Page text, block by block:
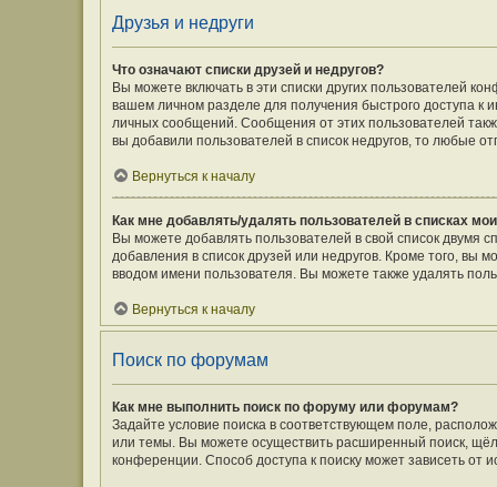
Друзья и недруги
Что означают списки друзей и недругов?
Вы можете включать в эти списки других пользователей
вашем личном разделе для получения быстрого доступа к
личных сообщений. Сообщения от этих пользователей
вы добавили пользователей в список недругов, то любые
Вернуться к началу
Как мне добавлять/удалять пользователей в списках
Вы можете добавлять пользователей в свой список двумя
добавления в список друзей или недругов. Кроме того, вы
вводом имени пользователя. Вы можете также удалять
Вернуться к началу
Поиск по форумам
Как мне выполнить поиск по форуму или форумам?
Задайте условие поиска в соответствующем поле,
или темы. Вы можете осуществить расширенный поиск,
конференции. Способ доступа к поиску может зависеть от